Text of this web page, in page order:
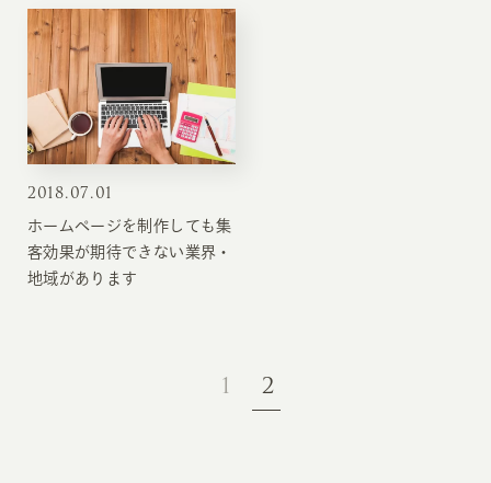
2018.07.01
ホームページを制作しても集
客効果が期待できない業界・
地域があります
1 2